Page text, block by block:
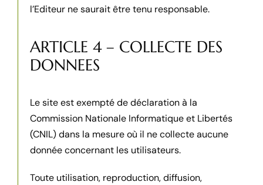
l’Editeur ne saurait être tenu responsable.
ARTICLE 4 – COLLECTE DES
DONNEES
Le site est exempté de déclaration à la
Commission Nationale Informatique et Libertés
(CNIL) dans la mesure où il ne collecte aucune
donnée concernant les utilisateurs.
Toute utilisation, reproduction, diffusion,